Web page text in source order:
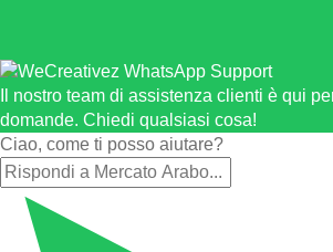
Il nostro team di assistenza clienti è qui
domande. Chiedi qualsiasi cosa!
Ciao, come ti posso aiutare?